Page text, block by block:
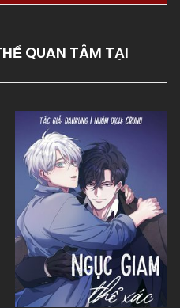
QUAN TÂM TẠI